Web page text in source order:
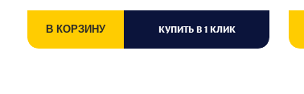
В КОРЗИНУ КУПИТЬ В 1 КЛИК